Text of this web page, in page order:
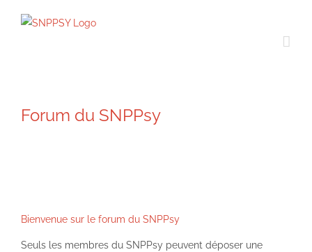
Forum du SNPPsy
Bienvenue sur le forum du SNPPsy
Seuls les membres du SNPPsy peuvent déposer une